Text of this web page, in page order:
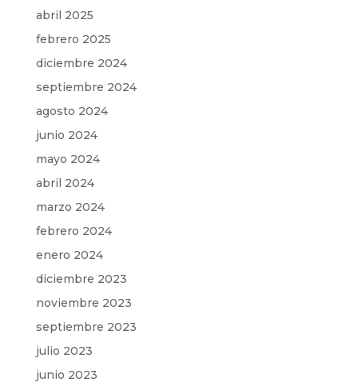
abril 2025
febrero 2025
diciembre 2024
septiembre 2024
agosto 2024
junio 2024
mayo 2024
abril 2024
marzo 2024
febrero 2024
enero 2024
diciembre 2023
noviembre 2023
septiembre 2023
julio 2023
junio 2023